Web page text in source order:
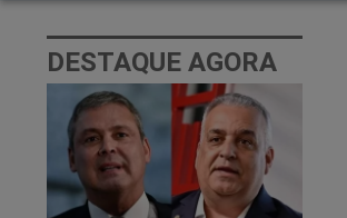
DESTAQUE AGORA